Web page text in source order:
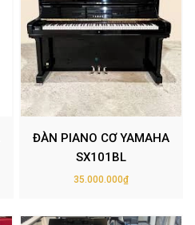
ĐÀN PIANO CƠ YAMAHA
SX101BL
35.000.000₫